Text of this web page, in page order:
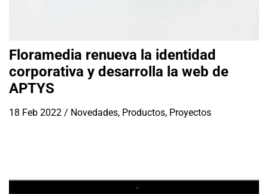
Floramedia renueva la identidad
corporativa y desarrolla la web de
APTYS
18 Feb 2022 / Novedades, Productos, Proyectos